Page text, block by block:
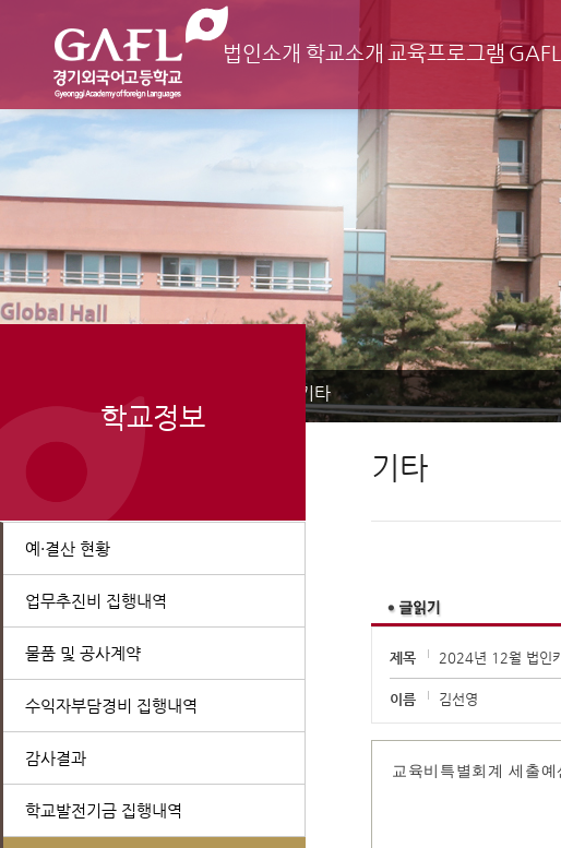
법인소개 학교소개 교육프로그램
Home 기타
학교정보
예·결산 현황
업무추진비 집행내역
물품 및 공사계약
수익자부담경비 집행내역
감사결과
학교발전기금 집행내역
기타
제목 2024년 12월 법인
이름 김선영
교육비특별회계 세출